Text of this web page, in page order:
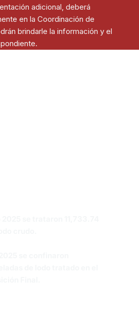
adicional, deberá
en la Coordinación de
brindarle la información y el